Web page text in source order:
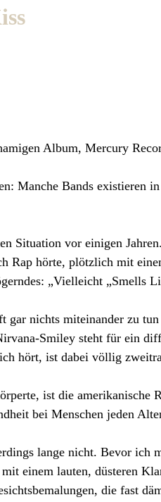
Album, Mercury
Manche Bands existieren
Situation vor einigen
Rap hörte, plötzlich mit
„Vielleicht „Smells
gar nichts miteinander zu
Smiley steht für ein
hört, ist dabei völlig
ist die amerikanische
bei Menschen jeden
lange nicht. Bevor ich
einem lauten, düsteren
die fast